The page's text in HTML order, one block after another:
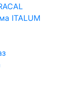
ITALUM